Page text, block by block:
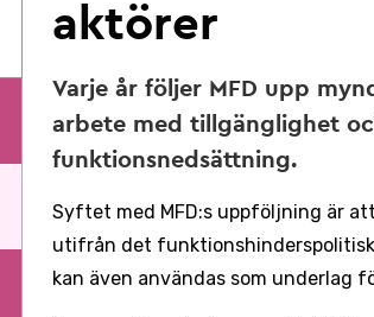
aktörer
Varje år följer MFD upp
arbete med tillgänglighet
funktionsnedsättning.
Syftet med MFD:s uppföljning är
utifrån det
kan även användas som underlag